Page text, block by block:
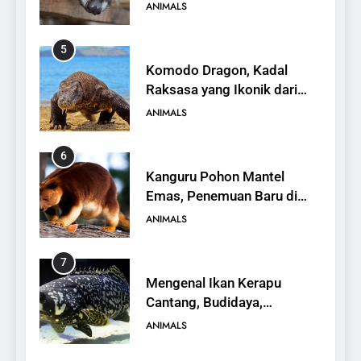
ANIMALS
5
Komodo Dragon, Kadal
Raksasa yang Ikonik dari
Indonesia
ANIMALS
6
Kanguru Pohon Mantel
Emas, Penemuan Baru di
Dunia Satwa
ANIMALS
7
Mengenal Ikan Kerapu
Cantang, Budidaya,
Keunggulan, dan Potensi
ANIMALS